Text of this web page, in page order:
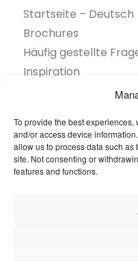
To provide the best
and/or access device
allow us to process data such
site. Not consenting or
features and functions.
Startseite – Deutsch
Brochures
Häufig gestellte
Inspiration
Nachhaltigkeit
Unsere Projekte
Sektoren
© 2026 Oneflor.